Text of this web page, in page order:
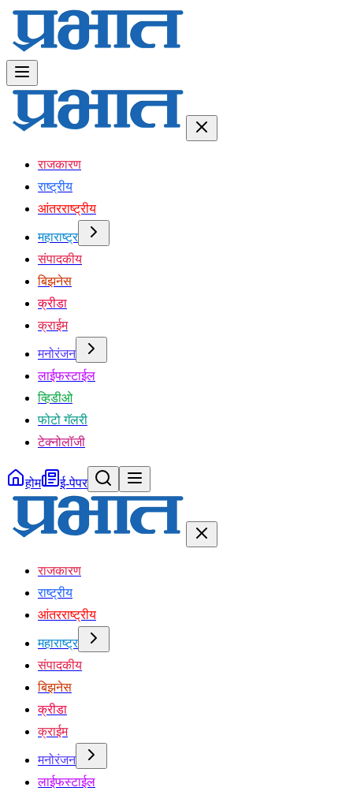
राजकारण
राष्ट्रीय
आंतरराष्ट्रीय
महाराष्ट्र
संपादकीय
बिझनेस
क्रीडा
क्राईम
मनोरंजन
लाईफस्टाईल
व्हिडीओ
फोटो गॅलरी
टेक्नोलॉजी
होम ई-पेपर
राजकारण
राष्ट्रीय
आंतरराष्ट्रीय
महाराष्ट्र
संपादकीय
बिझनेस
क्रीडा
क्राईम
मनोरंजन
लाईफस्टाईल